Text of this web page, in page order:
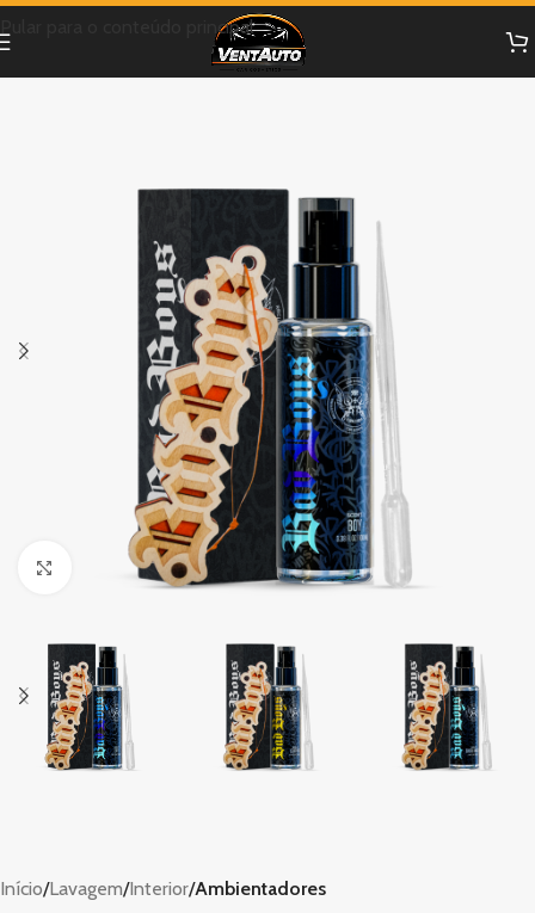
Pular para o conteúdo principal
Clique para ampliar
Início Lavagem Interior Ambientadores